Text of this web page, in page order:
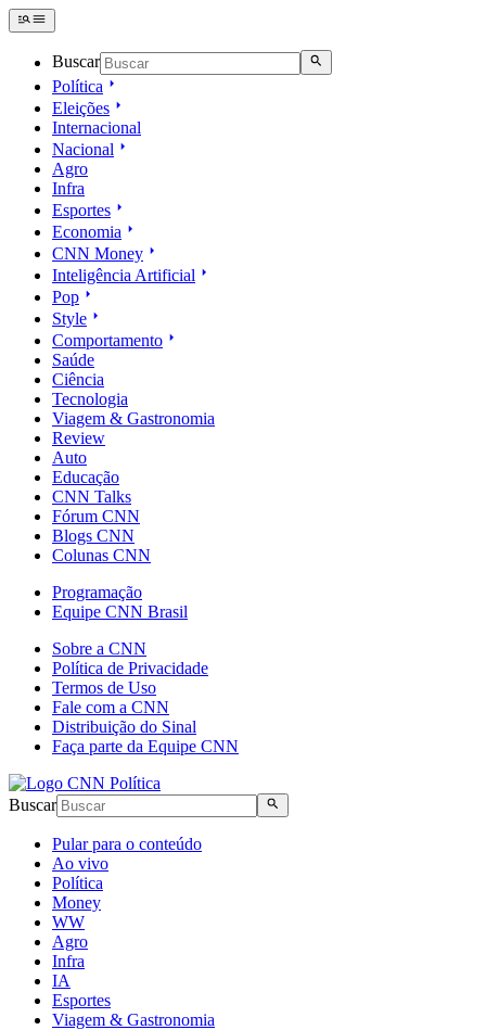
Buscar
Política
Eleições
Internacional
Nacional
Agro
Infra
Esportes
Economia
CNN Money
Inteligência Artificial
Pop
Style
Comportamento
Saúde
Ciência
Tecnologia
Viagem & Gastronomia
Review
Auto
Educação
CNN Talks
Fórum CNN
Blogs CNN
Colunas CNN
Programação
Equipe CNN Brasil
Sobre a CNN
Política de Privacidade
Termos de Uso
Fale com a CNN
Distribuição do Sinal
Faça parte da Equipe CNN
Buscar
Pular para o conteúdo
Ao vivo
Política
Money
WW
Agro
Infra
IA
Esportes
Viagem & Gastronomia